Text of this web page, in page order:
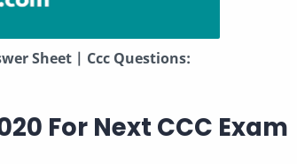
Sheet | Ccc Questions:
For Next CCC Exam